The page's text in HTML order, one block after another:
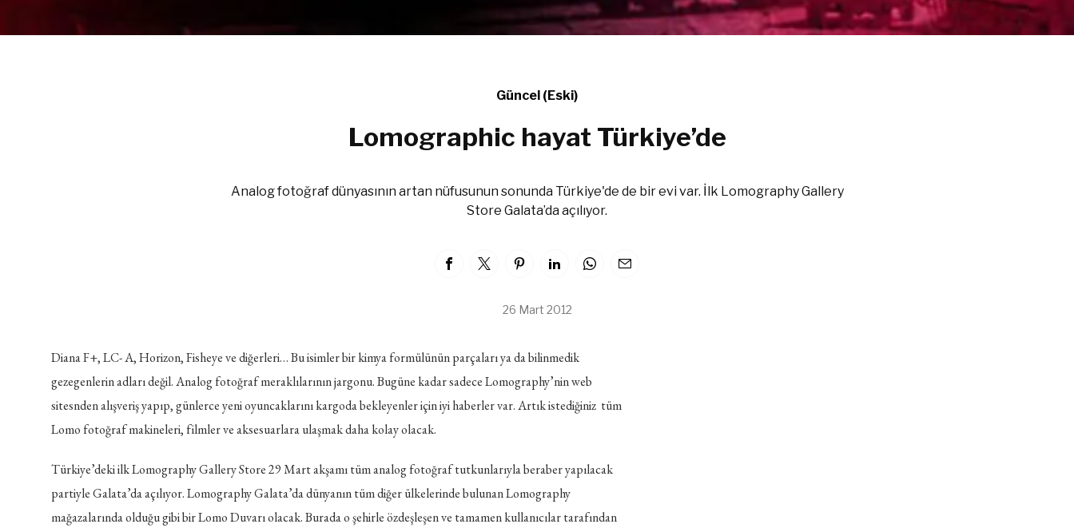
Güncel (Eski)
Lomographic hayat Türkiye’de
Analog fotoğraf dünyasının artan nüfusunun sonunda Türkiye'de de bir evi var. İlk Lomography Gallery
Store Galata’da açılıyor.
26 Mart 2012
Diana F+, LC- A, Horizon, Fisheye ve diğerleri… Bu isimler bir kimya formülünün parçaları ya da bilinmedik
gezegenlerin adları değil. Analog fotoğraf meraklılarının jargonu. Bugüne kadar sadece Lomography’nin web
sitesnden alışveriş yapıp, günlerce yeni oyuncaklarını kargoda bekleyenler için iyi haberler var. Artık istediğiniz tüm
Lomo fotoğraf makineleri, filmler ve aksesuarlara ulaşmak daha kolay olacak.
Türkiye’deki ilk Lomography Gallery Store 29 Mart akşamı tüm analog fotoğraf tutkunlarıyla beraber yapılacak
partiyle Galata’da açılıyor. Lomography Galata’da dünyanın tüm diğer ülkelerinde bulunan Lomography
mağazalarında olduğu gibi bir Lomo Duvarı olacak. Burada o şehirle özdeşleşen ve tamamen kullanıcılar tarafından